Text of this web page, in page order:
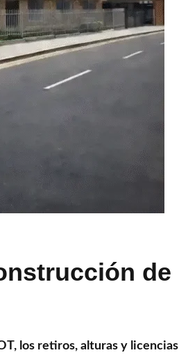
de
los retiros, alturas y licencias